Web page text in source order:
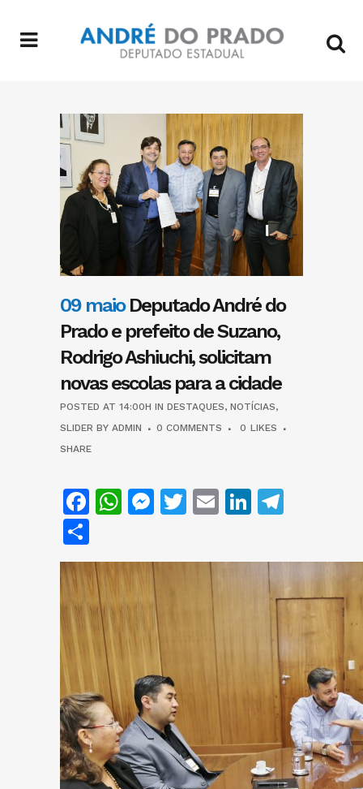
09 maioDeputado André do
Prado e prefeito de Suzano,
Rodrigo Ashiuchi, solicitam
novas escolas para a cidade
POSTED AT 14:00H IN DESTAQUES, NOTÍCIAS,
SLIDER BY ADMIN 0 COMMENTS 0 LIKES
SHARE
Facebook
WhatsApp
Messenger
Twitter
EmailLinkedIn